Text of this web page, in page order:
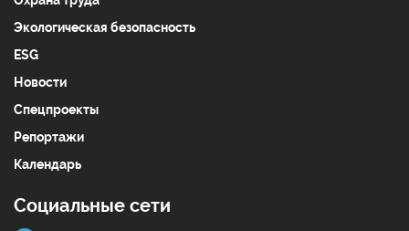
Экологическая безопасность
ESG
Новости
Спецпроекты
Репортажи
Календарь
Социальные сети